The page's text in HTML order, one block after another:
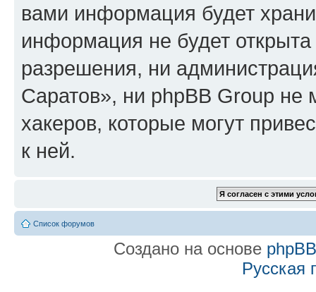
вами информация будет
информация не будет
разрешения, ни
Саратов», ни phpBB Group не
хакеров, которые могут
к ней.
Список форумов
Создано на основе phpBB
Русская